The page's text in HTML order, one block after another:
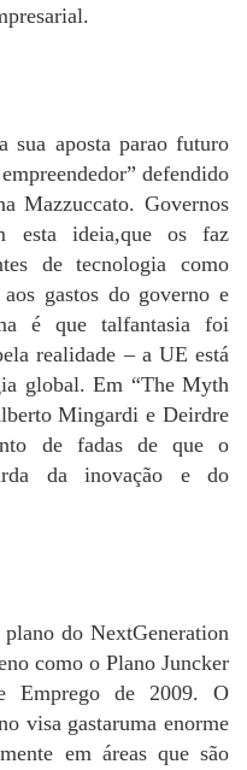
sua aposta parao futuro
defendido
Mazzuccato. Governos
esta ideia,que os faz
de tecnologia como
gastos do governo e
é que talfantasia foi
realidade – a UE está
global. Em “The Myth
Mingardi e Deirdre
de fadas de que o
da inovação e do
do NextGeneration
como o Plano Juncker
Emprego de 2009. O
visa gastaruma enorme
em áreas que são